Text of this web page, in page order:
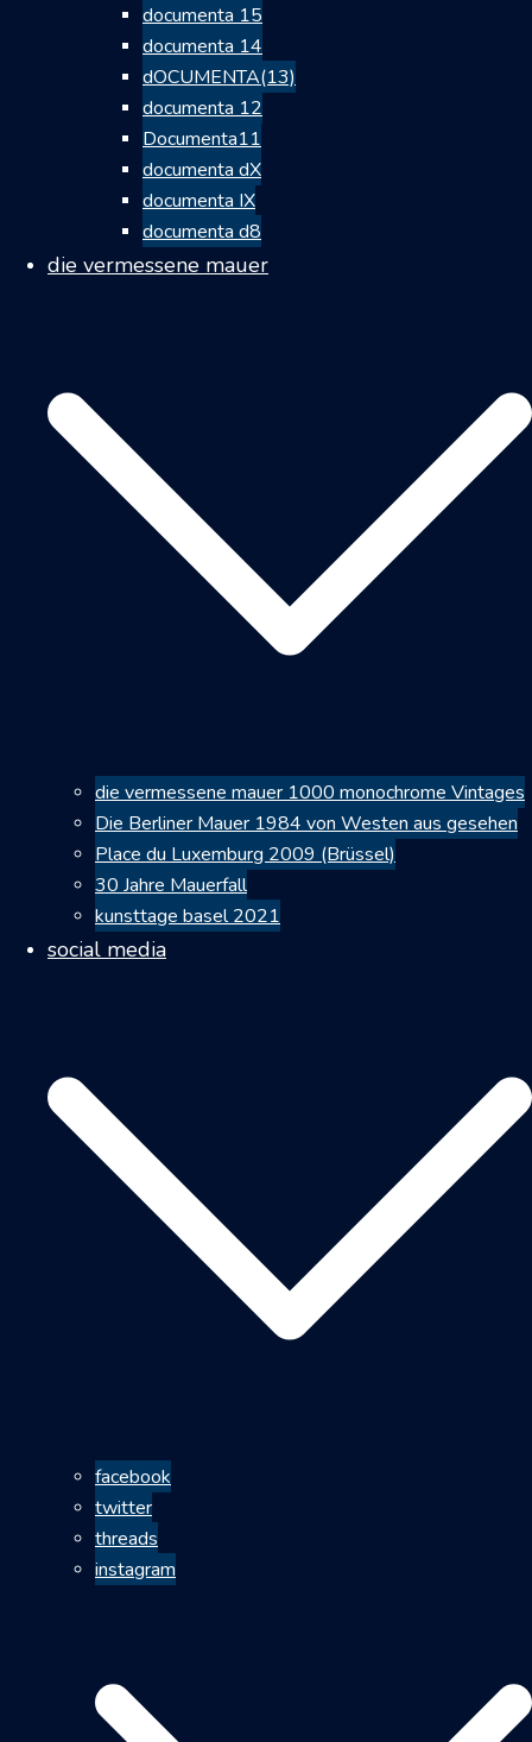
documenta 15
documenta 14
dOCUMENTA(13)
documenta 12
Documenta11
documenta dX
documenta IX
documenta d8
die vermessene mauer
die vermessene mauer 1000 monochrome Vintages
Die Berliner Mauer 1984 von Westen aus gesehen
Place du Luxemburg 2009 (Brüssel)
30 Jahre Mauerfall
kunsttage basel 2021
social media
facebook
twitter
threads
instagram